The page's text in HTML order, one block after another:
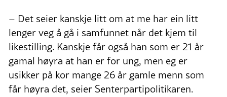
– Det seier kanskje litt om at me har ein litt
lenger veg å gå i samfunnet når det kjem til
likestilling. Kanskje får også han som er 21 år
gamal høyra at han er for ung, men eg er
usikker på kor mange 26 år gamle menn som
får høyra det, seier Senterpartipolitikaren.